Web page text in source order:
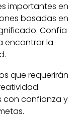
importantes en
basadas en
Confía
encontrar la
que requerirán
con confianza y